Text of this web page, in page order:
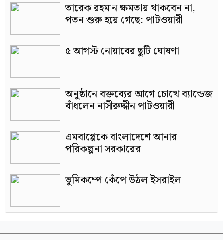
তারেক রহমান ক্ষমতায় থাকবেন না,
পতন শুরু হয়ে গেছে: পাটওয়ারী
৫ আগস্ট নোয়াবের ছুটি ঘোষণা
অনুষ্ঠানে বক্তব্যের আগে চোখে ব্যান্ডেজ
বাঁধলেন নাসীরুদ্দীন পাটওয়ারী
এমবাপ্পেকে বাংলাদেশে আনার
পরিকল্পনা সরকারের
ভূমিকম্পে কেঁপে উঠল ইসরাইল